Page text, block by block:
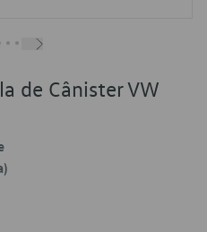
de Cânister VW